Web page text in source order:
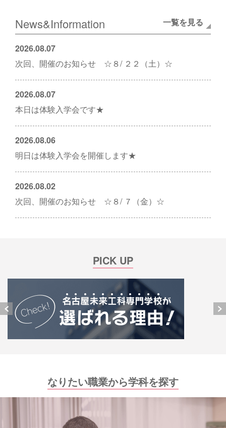
News&Information 一覧を見る
2026.08.07
次回、開催のお知らせ ☆８/ ２２（土）☆
2026.08.07
本日は体験入学会です★
2026.08.06
明日は体験入学会を開催します★
2026.08.02
次回、開催のお知らせ ☆８/ ７（金）☆
PICK UP
なりたい職業から学科を探す